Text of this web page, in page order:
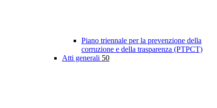
Piano triennale per la prevenzione della
corruzione e della trasparenza (PTPCT)
Atti generali 50